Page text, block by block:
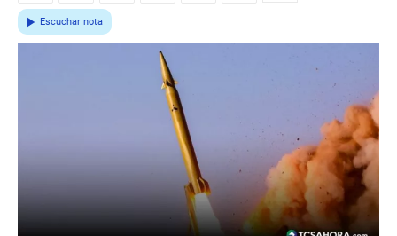
Escuchar nota